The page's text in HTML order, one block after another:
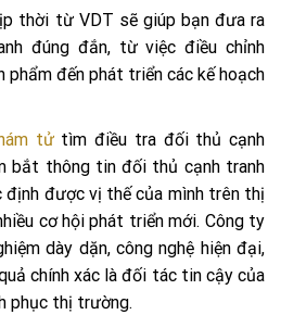
thời từ VDT sẽ giúp bạn đưa ra
đúng đắn, từ việc điều chỉnh
phẩm đến phát triển các kế hoạch
tửtìm điều tra đối thủ cạnh
bắt thông tin đối thủ cạnh tranh
định được vị thế của mình trên thị
cơ hội phát triển mới. Công ty
dày dặn, công nghệ hiện đại,
chính xác là đối tác tin cậy của
phục thị trường.